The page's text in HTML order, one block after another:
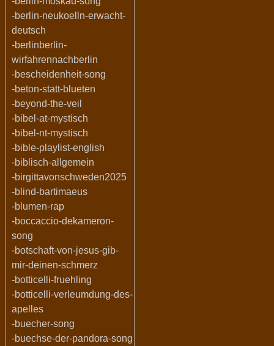
-berlin-neukoelln-erwacht-
deutsch
-berlinberlin-
wirfahrennachberlin
-bescheidenheit-song
-beton-statt-blueten
-beyond-the-veil
-bibel-at-mystisch
-bibel-nt-mystisch
-bible-playlist-english
-biblisch-allgemein
-birgittavonschweden2025
-blind-bartimaeus
-blumen-rap
-boccaccio-dekameron-
song
-botschaft-von-jesus-gib-
mir-deinen-schmerz
-botticelli-fruehling
-botticelli-verleumdung-des-
apelles
-buecher-song
-buechse-der-pandora-song